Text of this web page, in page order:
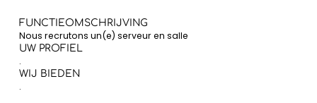
FUNCTIEOMSCHRIJVING
Nous recrutons un(e) serveur en salle
UW PROFIEL
.
WIJ BIEDEN
.